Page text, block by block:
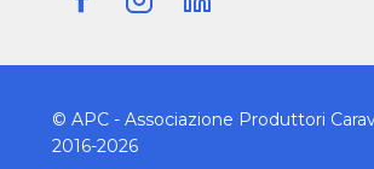
© APC - Associazione Produttori
2016-2026